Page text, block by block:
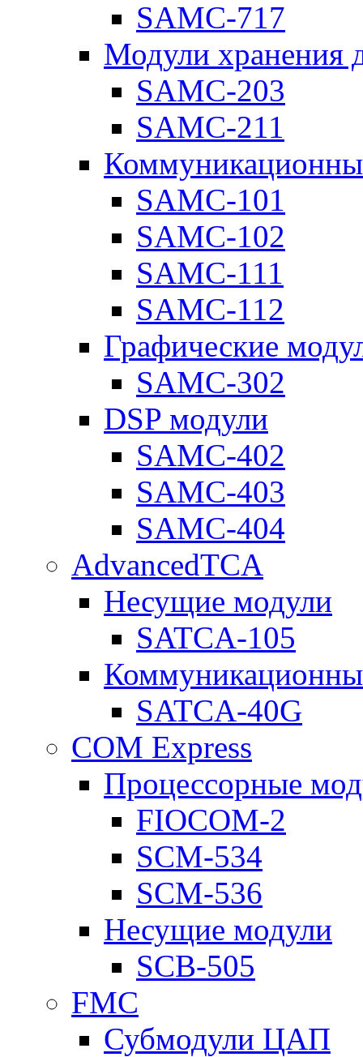
SAMC-717
Модули хранения
SAMC-203
SAMC-211
SAMC-101
SAMC-102
SAMC-111
SAMC-112
Графические
SAMC-302
DSP модули
SAMC-402
SAMC-403
SAMC-404
AdvancedTCA
Несущие модули
SATCA-105
SATCA-40G
COM Express
Процессорные
FIOCOM-2
SCM-534
SCM-536
Несущие модули
SCB-505
FMC
Субмодули ЦАП